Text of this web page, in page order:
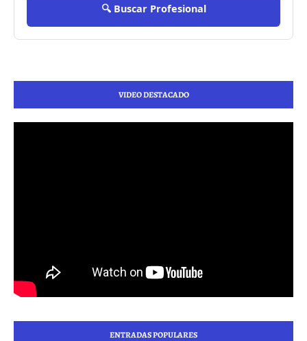
🔍 Buscar Profesional
VIDEO DESTACADO
ENTRADAS POPULARES